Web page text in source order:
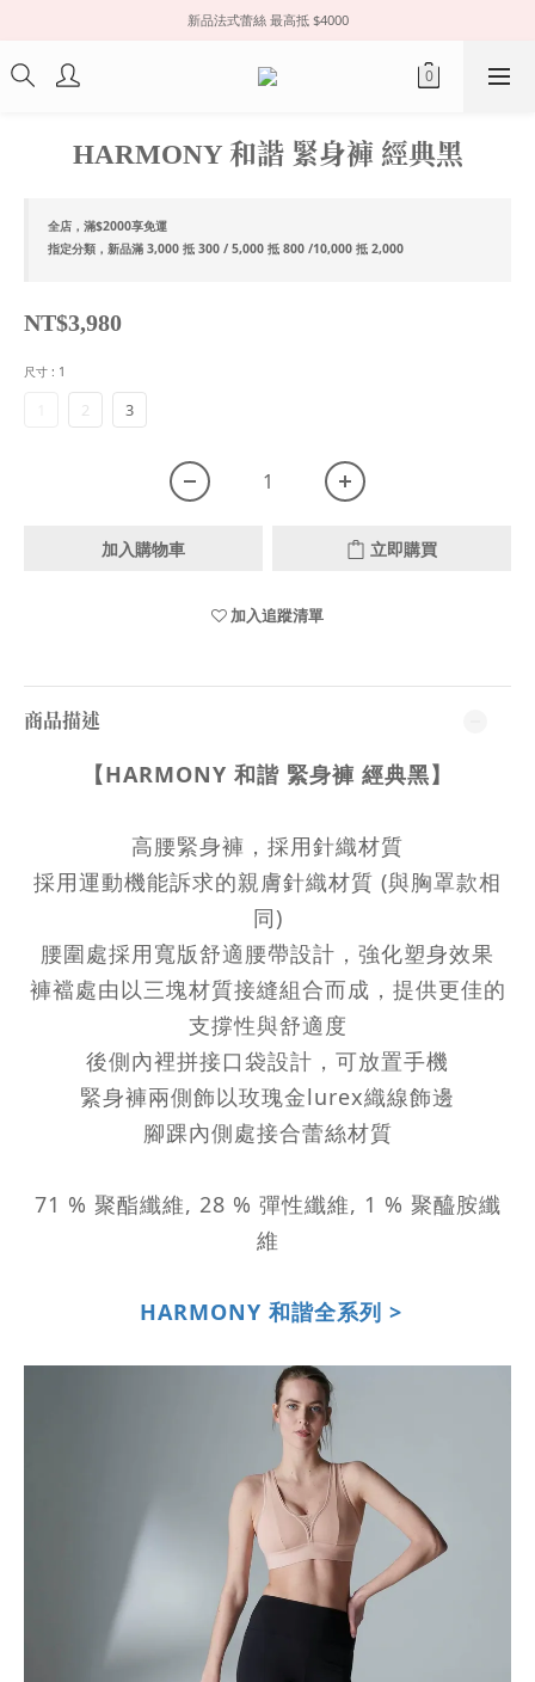
新品法式蕾絲 最高抵 $4000
HARMONY 和諧 緊身褲 經典黑
全店，滿$2000享免運
指定分類，新品滿 3,000 抵 300 / 5,000 抵 800 /10,000 抵 2,000
NT$3,980
尺寸 : 1
2 3
加入購物車 立即購買
加入追蹤清單
商品描述
【HARMONY 和諧 緊身褲 經典黑】
高腰緊身褲，採用針織材質
採用運動機能訴求的親膚針織材質 (與胸罩款相
同)
腰圍處採用寬版舒適腰帶設計，強化塑身效果
褲襠處由以三塊材質接縫組合而成，提供更佳的
支撐性與舒適度
後側內裡拼接口袋設計，可放置手機
緊身褲兩側飾以玫瑰金lurex織線飾邊
腳踝內側處接合蕾絲材質
71 % 聚酯纖維, 28 % 彈性纖維, 1 % 聚醯胺纖
維
HARMONY 和諧全系列 >